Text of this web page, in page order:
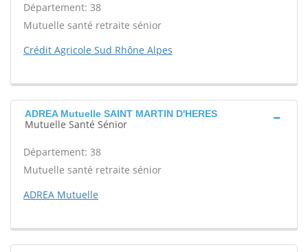
Département: 38
Mutuelle santé retraite sénior
Crédit Agricole Sud Rhône Alpes
ADREA Mutuelle SAINT MARTIN D'HERES
Mutuelle Santé Sénior
Département: 38
Mutuelle santé retraite sénior
ADREA Mutuelle